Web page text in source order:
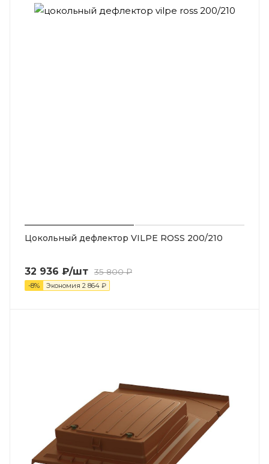
Цокольный дефлектор VILPE ROSS 200/210
32 936 ₽/шт 35 800₽
-8% Экономия 2 864 ₽